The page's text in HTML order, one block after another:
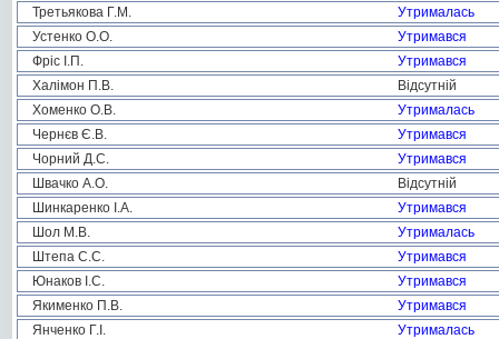
Третьякова Г.М.
Утрималась
Устенко О.О.
Утримався
Фріс І.П.
Утримався
Халімон П.В.
Відсутній
Хоменко О.В.
Утрималась
Чернєв Є.В.
Утримався
Чорний Д.С.
Утримався
Швачко А.О.
Відсутній
Шинкаренко І.А.
Утримався
Шол М.В.
Утрималась
Штепа С.С.
Утримався
Юнаков І.С.
Утримався
Якименко П.В.
Утримався
Янченко Г.І.
Утрималась